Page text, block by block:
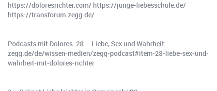
https://doloresrichter.com/ https://junge-liebesschule.de/
https://transforum.zegg.de/
Podcasts mit Dolores: 28 – Liebe, Sex und Wahrheit
zegg.de/de/wissen-medien/zegg-podcast#item-28-liebe-sex-und-
wahrheit-mit-dolores-richter